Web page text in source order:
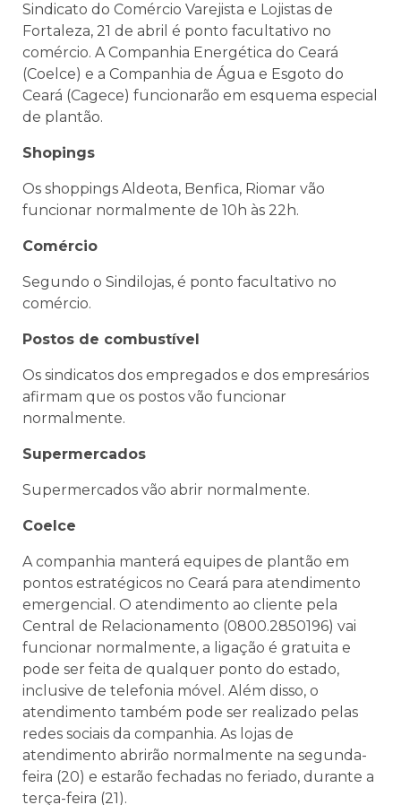
Sindicato do Comércio Varejista e Lojistas de
Fortaleza, 21 de abril é ponto facultativo no
comércio. A Companhia Energética do Ceará
(Coelce) e a Companhia de Água e Esgoto do
Ceará (Cagece) funcionarão em esquema especial
de plantão.
Shopings
Os shoppings Aldeota, Benfica, Riomar vão
funcionar normalmente de 10h às 22h.
Comércio
Segundo o Sindilojas, é ponto facultativo no
comércio.
Postos de combustível
Os sindicatos dos empregados e dos empresários
afirmam que os postos vão funcionar
normalmente.
Supermercados
Supermercados vão abrir normalmente.
Coelce
A companhia manterá equipes de plantão em
pontos estratégicos no Ceará para atendimento
emergencial. O atendimento ao cliente pela
Central de Relacionamento (0800.2850196) vai
funcionar normalmente, a ligação é gratuita e
pode ser feita de qualquer ponto do estado,
inclusive de telefonia móvel. Além disso, o
atendimento também pode ser realizado pelas
redes sociais da companhia. As lojas de
atendimento abrirão normalmente na segunda-
feira (20) e estarão fechadas no feriado, durante a
terça-feira (21).